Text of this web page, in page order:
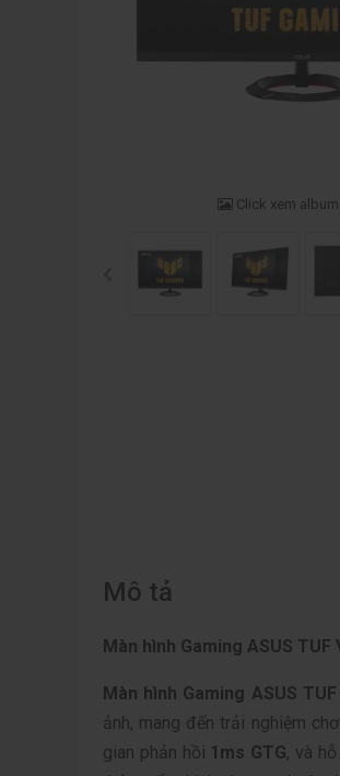
Click xem
Mô tả
Màn hình Gaming ASUS
Màn hình Gaming ASUS TUF
ảnh, mang đến trải nghiệm
gian phản hồi 1ms GTG, và